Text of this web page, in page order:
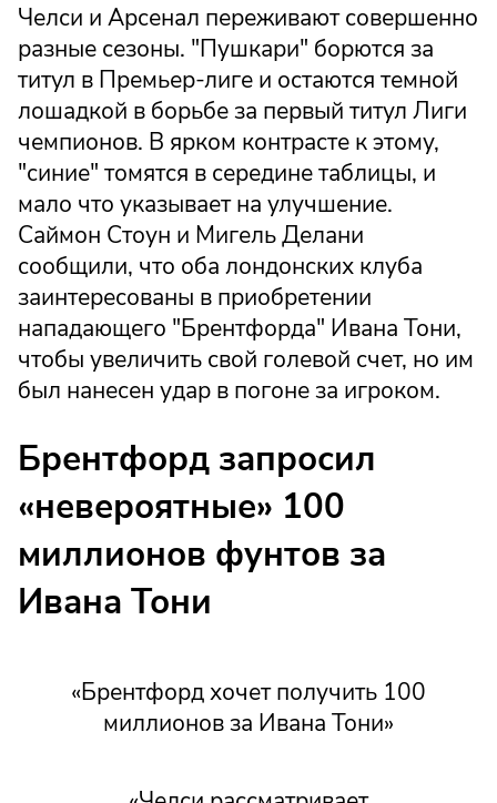
Челси и Арсенал переживают совершенно
разные сезоны. "Пушкари" борются за
титул в Премьер-лиге и остаются темной
лошадкой в борьбе за первый титул Лиги
чемпионов. В ярком контрасте к этому,
"синие" томятся в середине таблицы, и
мало что указывает на улучшение.
Саймон Стоун и Мигель Делани
сообщили, что оба лондонских клуба
заинтересованы в приобретении
нападающего "Брентфорда" Ивана Тони,
чтобы увеличить свой голевой счет, но им
был нанесен удар в погоне за игроком.
Брентфорд запросил
«невероятные» 100
миллионов фунтов за
Ивана Тони
«Брентфорд хочет получить 100
миллионов за Ивана Тони»